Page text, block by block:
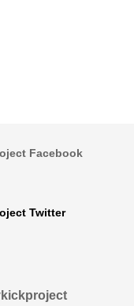
Facebook
Twitter